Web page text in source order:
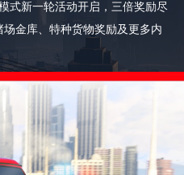
式新一轮活动开启，三倍奖励尽
金库、特种货物奖励及更多内